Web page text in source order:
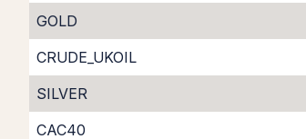
GOLD
CRUDE_UKOIL
SILVER
CAC40